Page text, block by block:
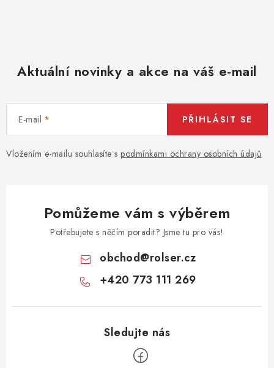
Aktuální novinky a akce na váš e-mail
E-mail
Vložením e-mailu souhlasíte s podmínkami ochrany osobních údajů
PŘIHLÁSIT SE
Pomůžeme vám s výběrem
Potřebujete s něčím poradit? Jsme tu pro vás!
obchod@rolser.cz
+420 773 111 269